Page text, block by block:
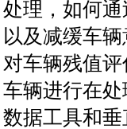
处理，如何
以及减缓车
对车辆残值
车辆进行在
数据工具和